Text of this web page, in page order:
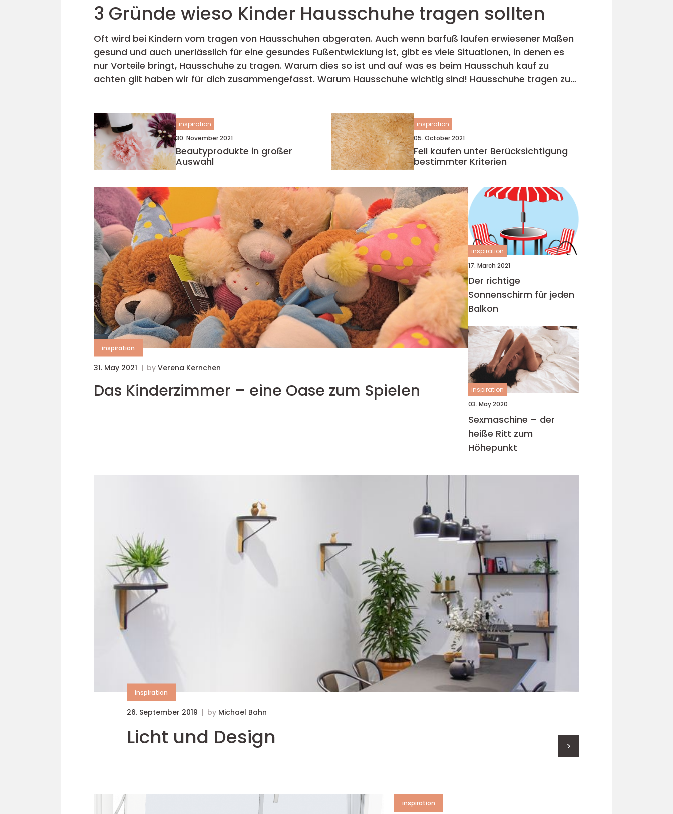
3 Gründe wieso Kinder Hausschuhe tragen sollten
Oft wird bei Kindern vom tragen von Hausschuhen abgeraten. Auch wenn barfuß laufen erwiesener Maßen
gesund und auch unerlässlich für eine gesundes Fußentwicklung ist, gibt es viele Situationen, in denen es
nur Vorteile bringt, Hausschuhe zu tragen. Warum dies so ist und auf was es beim Hausschuh kauf zu
achten gilt haben wir für dich zusammengefasst. Warum Hausschuhe wichtig sind! Hausschuhe tragen zur
inspiration
30. November 2021
Beautyprodukte in großer
Auswahl
inspiration
05. October 2021
Fell kaufen unter Berücksichtigung
bestimmter Kriterien
inspiration
31. May 2021 by Verena Kernchen
Das Kinderzimmer – eine Oase zum Spielen
inspiration
17. March 2021
Der richtige
Sonnenschirm für jeden
Balkon
inspiration
03. May 2020
Sexmaschine – der
heiße Ritt zum
Höhepunkt
inspiration
26. September 2019 by Michael Bahn
Licht und Design >
inspiration